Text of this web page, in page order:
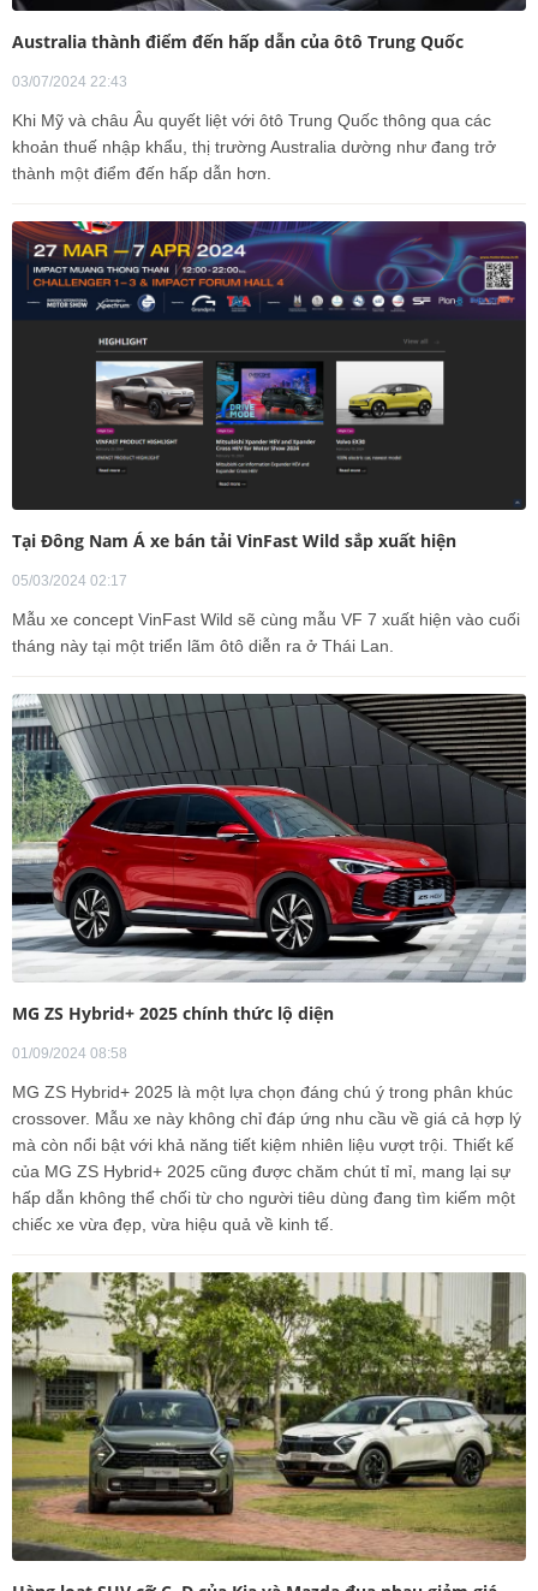
Australia thành điểm đến hấp dẫn của ôtô Trung Quốc
03/07/2024 22:43
Khi Mỹ và châu Âu quyết liệt với ôtô Trung Quốc thông qua các
khoản thuế nhập khẩu, thị trường Australia dường như đang trở
thành một điểm đến hấp dẫn hơn.
Tại Đông Nam Á xe bán tải VinFast Wild sắp xuất hiện
05/03/2024 02:17
Mẫu xe concept VinFast Wild sẽ cùng mẫu VF 7 xuất hiện vào cuối
tháng này tại một triển lãm ôtô diễn ra ở Thái Lan.
MG ZS Hybrid+ 2025 chính thức lộ diện
01/09/2024 08:58
MG ZS Hybrid+ 2025 là một lựa chọn đáng chú ý trong phân khúc
crossover. Mẫu xe này không chỉ đáp ứng nhu cầu về giá cả hợp lý
mà còn nổi bật với khả năng tiết kiệm nhiên liệu vượt trội. Thiết kế
của MG ZS Hybrid+ 2025 cũng được chăm chút tỉ mỉ, mang lại sự
hấp dẫn không thể chối từ cho người tiêu dùng đang tìm kiếm một
chiếc xe vừa đẹp, vừa hiệu quả về kinh tế.